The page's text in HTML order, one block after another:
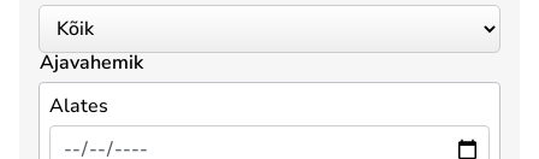
Ajavahemik
Alates